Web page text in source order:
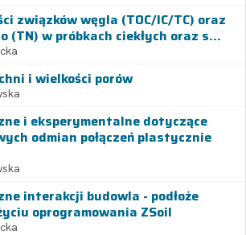
związków węgla (TOC/IC/TC) oraz
(TN) w próbkach ciekłych oraz s...
i wielkości porów
i eksperymentalne dotyczące
odmian połączeń plastycznie
interakcji budowla - podłoże
oprogramowania ZSoil